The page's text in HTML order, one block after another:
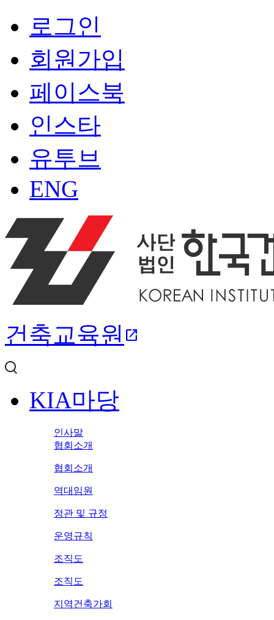
로그인
회원가입
페이스북
인스타
유투브
ENG
건축교육원 open_in_new
KIA마당
인사말
협회소개
협회소개
역대임원
정관 및 규정
운영규칙
조직도
조직도
지역건축가회